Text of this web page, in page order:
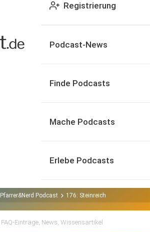
Registrierung
Podcast-News
Finde Podcasts
Mache Podcasts
Erlebe Podcasts
Pfarrer&Nerd Podcast 176: Steinreich